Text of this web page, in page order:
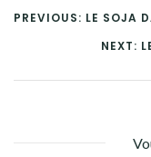
PREVIOUS: LE SOJA
NEXT: